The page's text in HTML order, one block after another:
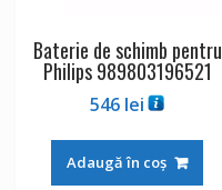
Baterie de schimb pentru
Philips 989803196521
546 lei
Adaugă în coș